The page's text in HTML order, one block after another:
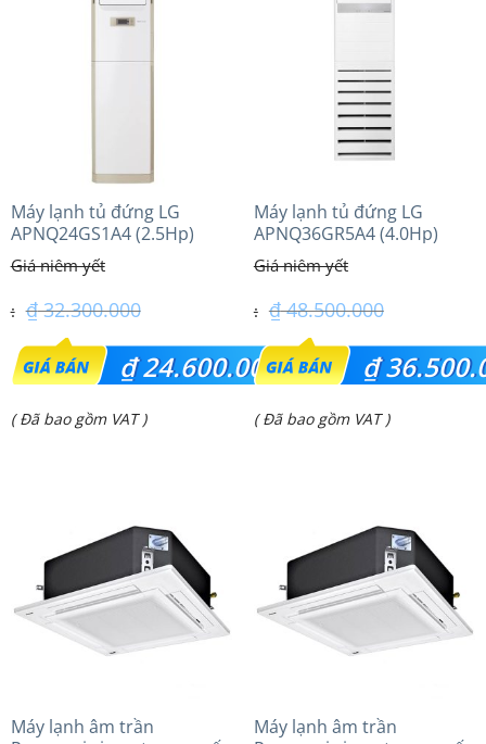
Máy lạnh tủ đứng LG
APNQ24GS1A4 (2.5Hp)
Inverter
₫32.300.000
Giá
gốc
là:
₫24.600.000
Giá
₫ 24.600.000.
( Đã bao gồm VAT )
Máy lạnh tủ đứng LG
APNQ36GR5A4 (4.0Hp)
inverter
₫48.500.000
Giá
gốc
là:
₫
Giá
₫ 36.500.000.
( Đã bao gồm VAT )
Máy lạnh âm trần
Máy lạnh âm trần